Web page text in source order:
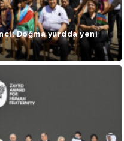
Doğma yurdda yeni